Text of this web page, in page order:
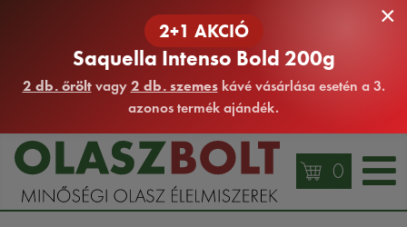
×
2+1 AKCIÓ
Saquella Intenso Bold 200g
2 db. őröltvagy 2 db. szemeskávé vásárlása esetén a 3.
azonos termék ajándék.
0